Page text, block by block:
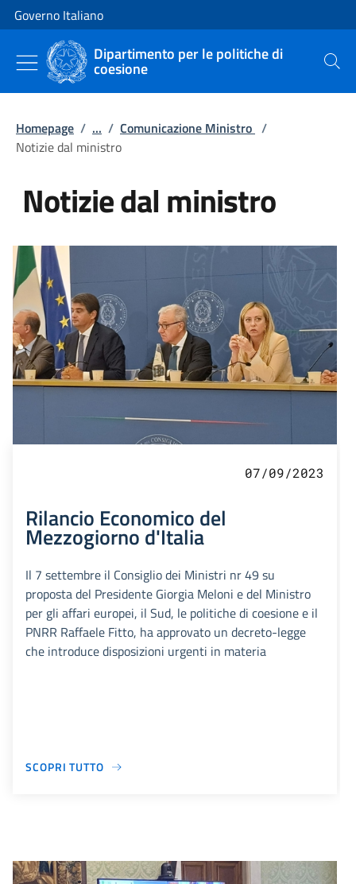
Vai al contenuto
Vai alla navigazione del sito
Governo Italiano
Dipartimento per le politiche di
coesione Cerca
Homepage / ... / Comunicazione Ministro /
Notizie dal ministro
Notizie dal ministro
Tutti i contenuti della pagina
07/09/2023
Rilancio Economico del
Mezzogiorno d'Italia
Il 7 settembre il Consiglio dei Ministri nr 49 su
proposta del Presidente Giorgia Meloni e del Ministro
per gli affari europei, il Sud, le politiche di coesione e il
PNRR Raffaele Fitto, ha approvato un decreto-legge
che introduce disposizioni urgenti in materia
SCOPRI TUTTO